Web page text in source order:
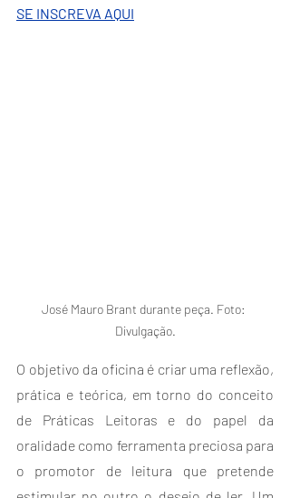
SE INSCREVA AQUI
José Mauro Brant durante peça. Foto:
Divulgação.
O objetivo da oficina é criar uma reflexão,
prática e teórica, em torno do conceito
de Práticas Leitoras e do papel da
oralidade como ferramenta preciosa para
o promotor de leitura que pretende